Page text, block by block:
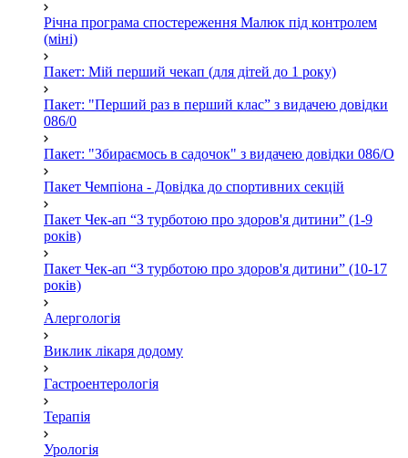
Річна програма спостереження Малюк під контролем
(міні)
Пакет: Мій перший чекап (для дітей до 1 року)
Пакет: "Перший раз в перший клас” з видачею довідки
086/0
Пакет: "Збираємось в садочок" з видачею довідки 086/О
Пакет Чемпіона - Довідка до спортивних секцій
Пакет Чек-ап “З турботою про здоров'я дитини” (1-9
років)
Пакет Чек-ап “З турботою про здоров'я дитини” (10-17
років)
Алергологія
Виклик лікаря додому
Гастроентерологія
Терапія
Урологія